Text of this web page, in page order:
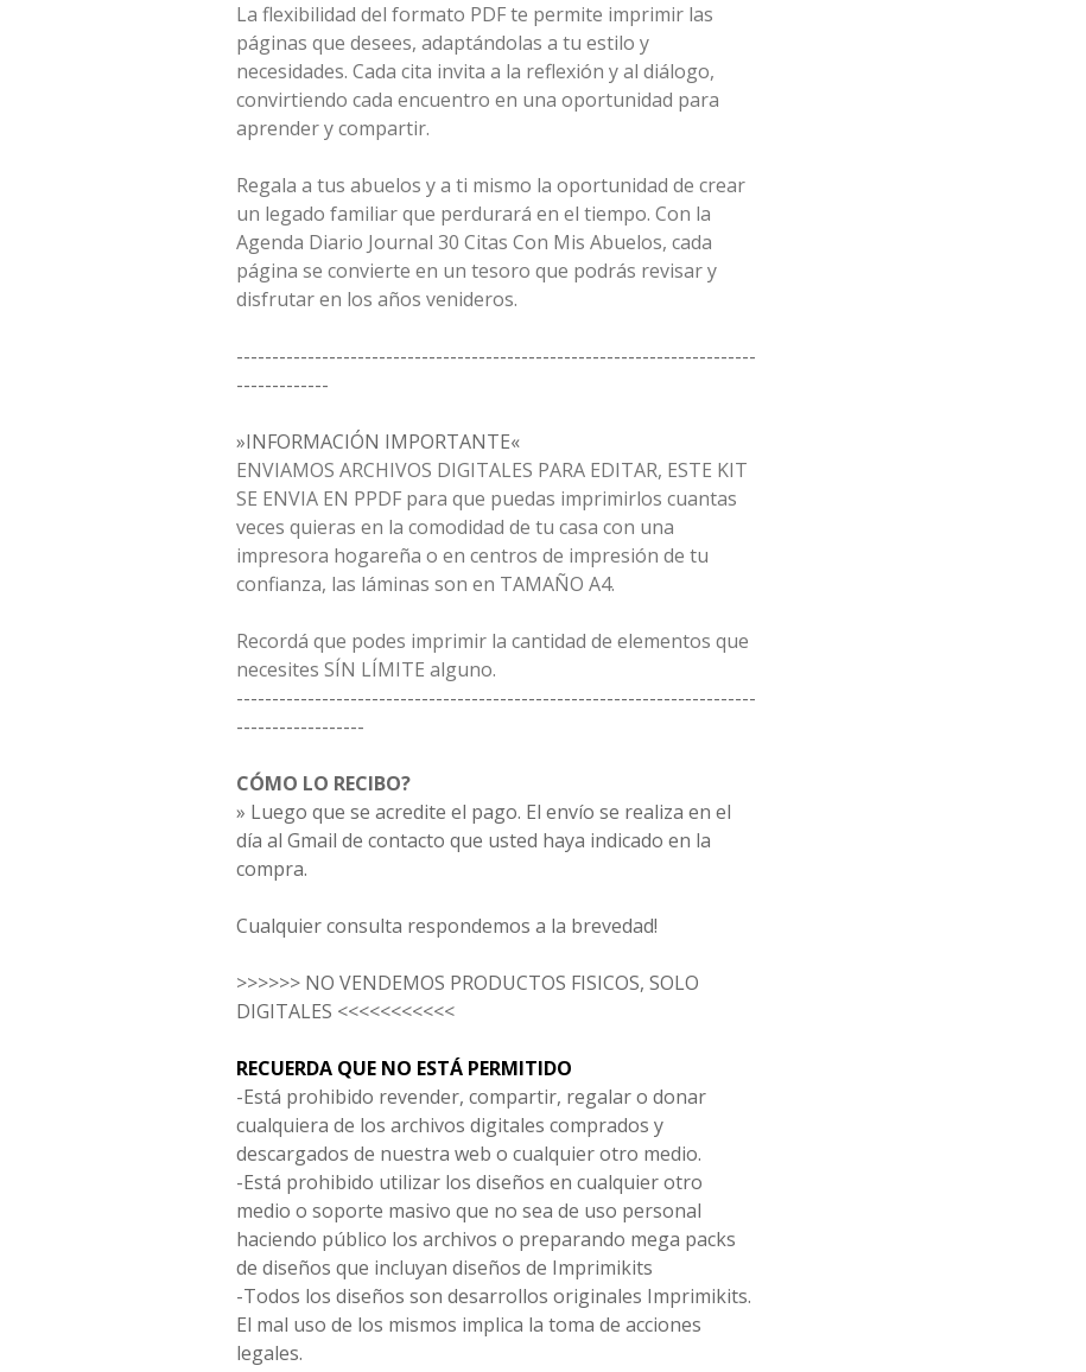
La flexibilidad del formato PDF te permite imprimir las
páginas que desees, adaptándolas a tu estilo y
necesidades. Cada cita invita a la reflexión y al diálogo,
convirtiendo cada encuentro en una oportunidad para
aprender y compartir.
Regala a tus abuelos y a ti mismo la oportunidad de crear
un legado familiar que perdurará en el tiempo. Con la
Agenda Diario Journal 30 Citas Con Mis Abuelos, cada
página se convierte en un tesoro que podrás revisar y
disfrutar en los años venideros.
-------------------------------------------------------------------------
-------------
»INFORMACIÓN IMPORTANTE«
ENVIAMOS ARCHIVOS DIGITALES PARA EDITAR, ESTE KIT
SE ENVIA EN PPDF para que puedas imprimirlos cuantas
veces quieras en la comodidad de tu casa con una
impresora hogareña o en centros de impresión de tu
confianza, las láminas son en TAMAÑO A4.
Recordá que podes imprimir la cantidad de elementos que
necesites SÍN LÍMITE alguno.
-------------------------------------------------------------------------
------------------
CÓMO LO RECIBO?
» Luego que se acredite el pago. El envío se realiza en el
día al Gmail de contacto que usted haya indicado en la
compra.
Cualquier consulta respondemos a la brevedad!
>>>>>> NO VENDEMOS PRODUCTOS FISICOS, SOLO
DIGITALES <<<<<<<<<<<
RECUERDA QUE NO ESTÁ PERMITIDO
-Está prohibido revender, compartir, regalar o donar
cualquiera de los archivos digitales comprados y
descargados de nuestra web o cualquier otro medio.
-Está prohibido utilizar los diseños en cualquier otro
medio o soporte masivo que no sea de uso personal
haciendo público los archivos o preparando mega packs
de diseños que incluyan diseños de Imprimikits
-Todos los diseños son desarrollos originales Imprimikits.
El mal uso de los mismos implica la toma de acciones
legales.